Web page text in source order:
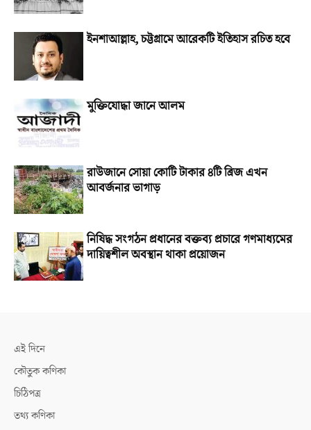
ইনশাআল্লাহ, চট্টগ্রামে আরেকটি ইতিহাস রচিত হবে
মুক্তিযোদ্ধা জানে আলম
রাউজানে সোয়া কোটি টাকার ৪টি ব্রিজ এখন
আবর্জনার ভাগাড়
নিষিদ্ধ সংগঠন প্রধানের বক্তব্য প্রচারে গণমাধ্যমের
দায়িত্বশীল অবস্থান থাকা প্রয়োজন
এই দিনে
কৌতুক কণিকা
চিঠিপত্র
তথ্য কণিকা